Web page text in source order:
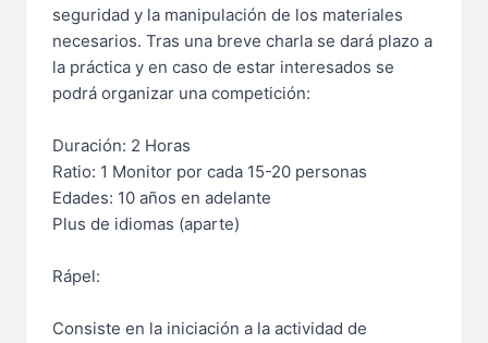
seguridad y la manipulación de los materiales
necesarios. Tras una breve charla se dará plazo a
la práctica y en caso de estar interesados se
podrá organizar una competición:
Duración: 2 Horas
Ratio: 1 Monitor por cada 15-20 personas
Edades: 10 años en adelante
Plus de idiomas (aparte)
Rápel:
Consiste en la iniciación a la actividad de